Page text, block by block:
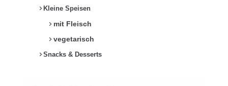
Kleine Speisen
mit Fleisch
vegetarisch
Snacks & Desserts